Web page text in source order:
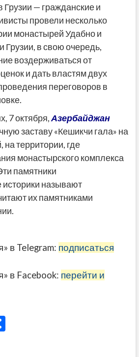
Грузии — гражданские и
провели несколько
монастырей Удабно и
Грузии, в свою очередь,
воздерживаться от
и дать властям двух
переговоров в
7 октября,Азербайджан
заставу «Кешикчи гала» на
на территории, где
монастырского комплекса
памятники
называют
их памятниками
в Telegram: подписаться
в Facebook: перейти и
О